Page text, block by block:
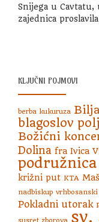
Snijega u
zajednica
KLJUČNI POJMOVI
berba kukuruza
blagoslov
Božićni
Dolina fra Ivica
križni put KTA
nadbiskup vrhbosanski
Pokladni utorak
susret zborova sv.